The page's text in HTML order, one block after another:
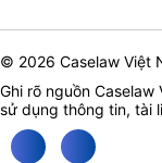
© 2026 Caselaw Việt
Ghi rõ nguồn Caselaw
sử dụng thông tin, tài